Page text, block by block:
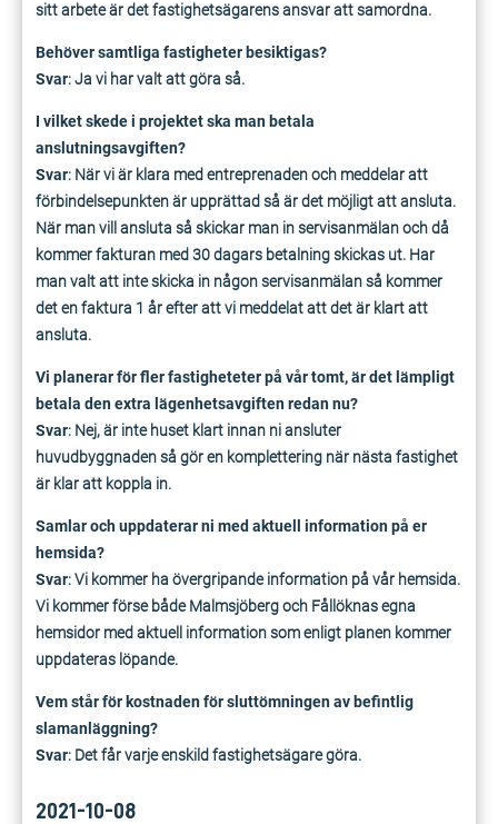
sitt arbete är det fastighetsägarens ansvar att samordna.
Behöver samtliga fastigheter besiktigas?
Svar: Ja vi har valt att göra så.
I vilket skede i projektet ska man betala
anslutningsavgiften?
Svar: När vi är klara med entreprenaden och meddelar att
förbindelsepunkten är upprättad så är det möjligt att ansluta.
När man vill ansluta så skickar man in servisanmälan och då
kommer fakturan med 30 dagars betalning skickas ut. Har
man valt att inte skicka in någon servisanmälan så kommer
det en faktura 1 år efter att vi meddelat att det är klart att
ansluta.
Vi planerar för fler fastigheteter på vår tomt, är det lämpligt
betala den extra lägenhetsavgiften redan nu?
Svar: Nej, är inte huset klart innan ni ansluter
huvudbyggnaden så gör en komplettering när nästa fastighet
är klar att koppla in.
Samlar och uppdaterar ni med aktuell information på er
hemsida?
Svar: Vi kommer ha övergripande information på vår hemsida.
Vi kommer förse både Malmsjöberg och Fållöknas egna
hemsidor med aktuell information som enligt planen kommer
uppdateras löpande.
Vem står för kostnaden för sluttömningen av befintlig
slamanläggning?
Svar: Det får varje enskild fastighetsägare göra.
2021-10-08